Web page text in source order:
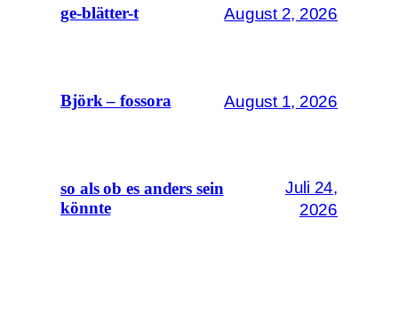
ge-blätter-t August 2, 2026
Björk – fossora August 1, 2026
so als ob es anders sein
könnte
Juli 24,
2026